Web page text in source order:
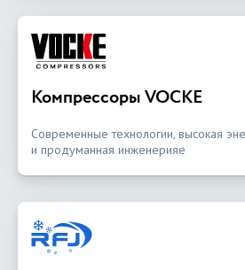
Компрессоры VOCKE
Современные технологии, высокая
и продуманная инженерияе